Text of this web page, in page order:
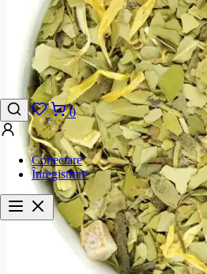
0
Conectare
Înregistrare